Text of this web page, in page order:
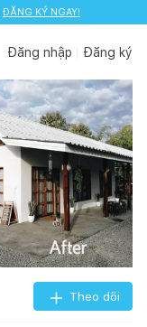
ĐĂNG KÝ NGAY!
Đăng nhập Đăng ký
Theo dõi